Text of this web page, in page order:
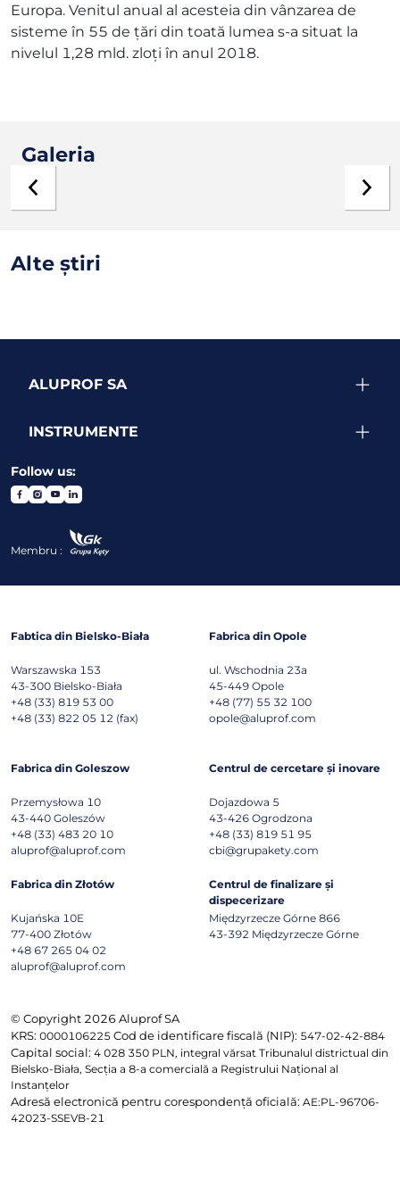
Europa. Venitul anual al acesteia din vânzarea de
sisteme în 55 de țări din toată lumea s-a situat la
nivelul 1,28 mld. zloți în anul 2018.
Galeria
Alte știri
ALUPROF SA
INSTRUMENTE
Follow us:
Membru :
Fabtica din Bielsko-Biała
Warszawska 153
43-300 Bielsko-Biała
+48 (33) 819 53 00
+48 (33) 822 05 12 (fax)
Fabrica din Opole
ul. Wschodnia 23a
45-449 Opole
+48 (77) 55 32 100
opole@aluprof.com
Fabrica din Goleszow
Przemysłowa 10
43-440 Goleszów
+48 (33) 483 20 10
aluprof@aluprof.com
Centrul de cercetare și inovare
Dojazdowa 5
43-426 Ogrodzona
+48 (33) 819 51 95
cbi@grupakety.com
Fabrica din Złotów
Kujańska 10E
77-400 Złotów
+48 67 265 04 02
aluprof@aluprof.com
Centrul de finalizare și
dispecerizare
Międzyrzecze Górne 866
43-392 Międzyrzecze Górne
© Copyright 2026 Aluprof SA
KRS: 0000106225 Cod de identificare fiscală (NIP): 547-02-42-884
Capital social: 4 028 350 PLN, integral vărsat Tribunalul districtual din
Bielsko-Biała, Secția a 8-a comercială a Registrului Național al
Instanțelor
Adresă electronică pentru corespondență oficială: AE:PL-96706-
42023-SSEVB-21